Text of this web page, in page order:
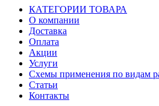
КАТЕГОРИИ ТОВАРА
О компании
Доставка
Оплата
Акции
Услуги
Схемы применения по видам
Статьи
Контакты